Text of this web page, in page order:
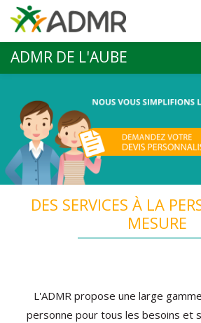
Aller au contenu principal
ADMR DE L'AUBE
DES SERVICES À LA
MESURE
L'ADMR propose une large
personne pour tous les besoins et